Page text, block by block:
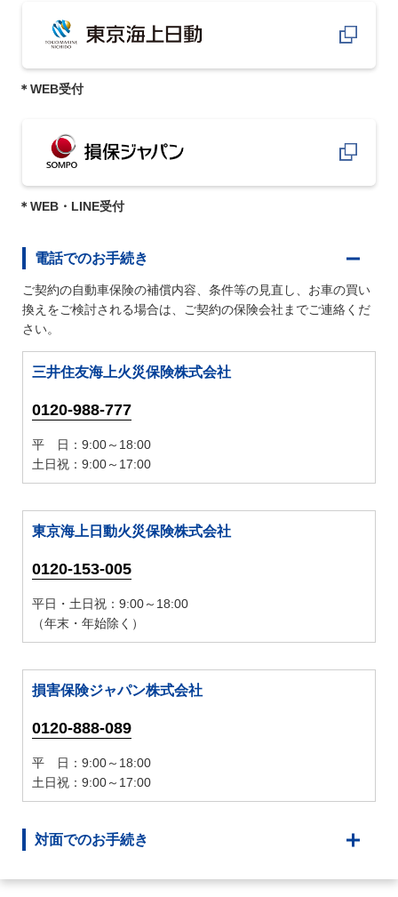
＊WEB受付
＊WEB・LINE受付
電話でのお手続き
ご契約の自動車保険の補償内容、条件等の見直し、お車の買い
換えをご検討される場合は、ご契約の保険会社までご連絡くだ
さい。
三井住友海上火災保険株式会社
0120-988-777
平 日：9:00～18:00
土日祝：9:00～17:00
東京海上日動火災保険株式会社
0120-153-005
平日・土日祝：9:00～18:00
（年末・年始除く）
損害保険ジャパン株式会社
0120-888-089
平 日：9:00～18:00
土日祝：9:00～17:00
対面でのお手続き